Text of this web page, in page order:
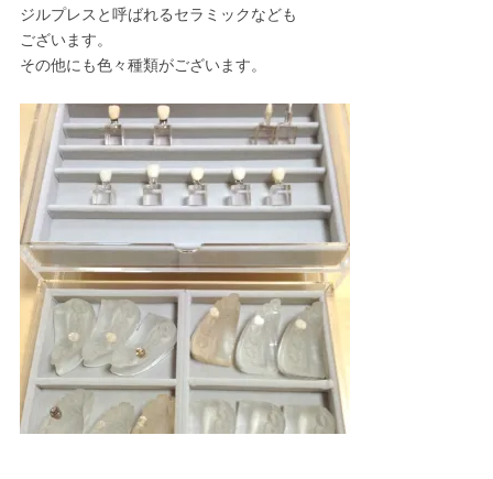
ジルプレスと呼ばれるセラミックなども
ございます。
その他にも色々種類がございます。